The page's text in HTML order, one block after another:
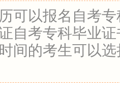
可以报名自考
自考专科毕业
间的考生可以